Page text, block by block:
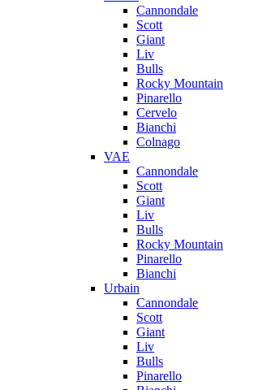
Cannondale
Scott
Giant
Liv
Bulls
Rocky Mountain
Pinarello
Cervelo
Bianchi
Colnago
VAE
Cannondale
Scott
Giant
Liv
Bulls
Rocky Mountain
Pinarello
Bianchi
Urbain
Cannondale
Scott
Giant
Liv
Bulls
Pinarello